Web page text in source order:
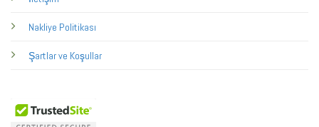
Nakliye Politikası
Şartlar ve Koşullar